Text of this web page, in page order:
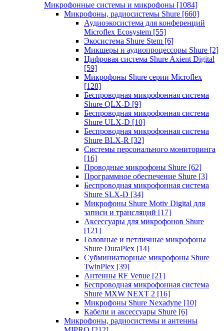
Микрофонные системы и микрофоны [1084]
Микрофоны, радиосистемы Shure [660]
Аудиоэкосистема для конференций
Microflex Ecosystem [55]
Экосистема Shure Stem [6]
Микшеры и аудиопроцессоры Shure [2]
Цифровая система Shure Axient Digital
[59]
Микрофоны Shure серии Microflex
[128]
Беспроводная микрофонная система
Shure QLX-D [9]
Беспроводная микрофонная система
Shure ULX-D [10]
Беспроводная микрофонная система
Shure BLX-R [32]
Системы персонального мониторинга
[16]
Проводные микрофоны Shure [62]
Программное обеспечение Shure [3]
Беспроводная микрофонная система
Shure SLX-D [34]
Микрофоны Shure Motiv Digital для
записи и трансляций [17]
Аксессуары для микрофонов Shure
[121]
Головные и петличные микрофоны
Shure DuraPlex [14]
Субминиатюрные микрофоны Shure
TwinPlex [39]
Антенны RF Venue [21]
Беспроводная микрофонная система
Shure MXW NEXT 2 [16]
Микрофоны Shure Nexadyne [10]
Кабели и аксессуары Shure [6]
Микрофоны, радиосистемы и антенны